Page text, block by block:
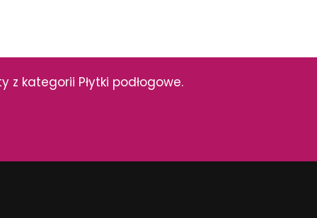
kategorii Płytki podłogowe.